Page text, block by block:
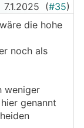
7.1.2025 (#35)
die hohe
noch als
weniger
genannt